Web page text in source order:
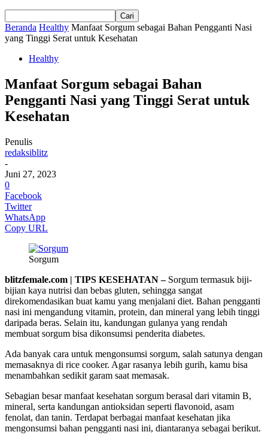
Beranda Healthy Manfaat Sorgum sebagai Bahan Pengganti Nasi
yang Tinggi Serat untuk Kesehatan
Healthy
Manfaat Sorgum sebagai Bahan
Pengganti Nasi yang Tinggi Serat untuk
Kesehatan
Penulis
redaksiblitz
-
Juni 27, 2023
0
Facebook
Twitter
WhatsApp
Copy URL
Sorgum
blitzfemale.com | TIPS KESEHATAN –Sorgum termasuk biji-
bijian kaya nutrisi dan bebas gluten, sehingga sangat
direkomendasikan buat kamu yang menjalani diet. Bahan pengganti
nasi ini mengandung vitamin, protein, dan mineral yang lebih tinggi
daripada beras. Selain itu, kandungan gulanya yang rendah
membuat sorgum bisa dikonsumsi penderita diabetes.
Ada banyak cara untuk mengonsumsi sorgum, salah satunya dengan
memasaknya di rice cooker. Agar rasanya lebih gurih, kamu bisa
menambahkan sedikit garam saat memasak.
Sebagian besar manfaat kesehatan sorgum berasal dari vitamin B,
mineral, serta kandungan antioksidan seperti flavonoid, asam
fenolat, dan tanin. Terdapat berbagai manfaat kesehatan jika
mengonsumsi bahan pengganti nasi ini, diantaranya sebagai berikut.